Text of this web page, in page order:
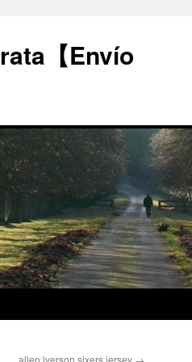
【Envío
allen iverson sixers jersey →